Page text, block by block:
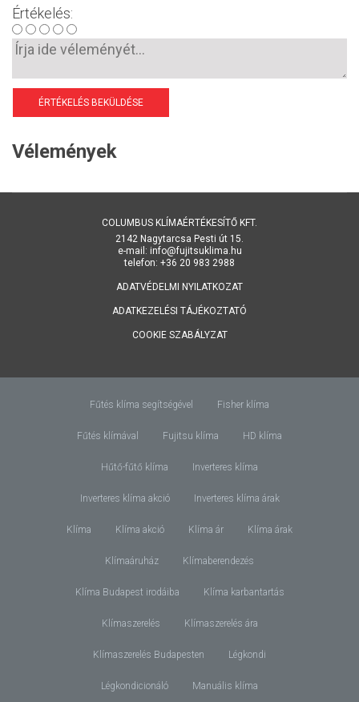
Értékelés:
ÉRTÉKELÉS BEKÜLDÉSE
Vélemények
COLUMBUS KLÍMAÉRTÉKESÍTŐ KFT.
2142 Nagytarcsa Pesti út 15.
e-mail: info@fujitsuklima.hu
telefon: +36 20 983 2988
ADATVÉDELMI NYILATKOZAT
ADATKEZELÉSI TÁJÉKOZTATÓ
COOKIE SZABÁLYZAT
Fűtés klíma segítségével Fisher klíma
Fűtés klímával Fujitsu klíma HD klíma
Hűtő-fűtő klíma Inverteres klíma
Inverteres klíma akció Inverteres klíma árak
Klíma Klíma akció Klíma ár Klíma árak
Klímaáruház Klímaberendezés
Klíma Budapest irodáiba Klíma karbantartás
Klímaszerelés Klímaszerelés ára
Klímaszerelés Budapesten Légkondi
Légkondicionáló Manuális klíma